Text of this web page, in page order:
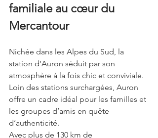
familiale au cœur du
Mercantour
Nichée dans les Alpes du Sud, la
station d’Auron séduit par son
atmosphère à la fois chic et conviviale.
Loin des stations surchargées, Auron
offre un cadre idéal pour les familles et
les groupes d’amis en quête
d’authenticité.
Avec plus de 130 km de